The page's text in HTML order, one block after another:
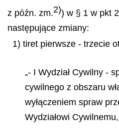
z późn. zm.2)) w § 1 w pkt
następujące zmiany:
1) tiret pierwsze - trzecie
„- I Wydział Cywilny -
cywilnego z obszaru
wyłączeniem spraw
Wydziałowi Cywilnemu,